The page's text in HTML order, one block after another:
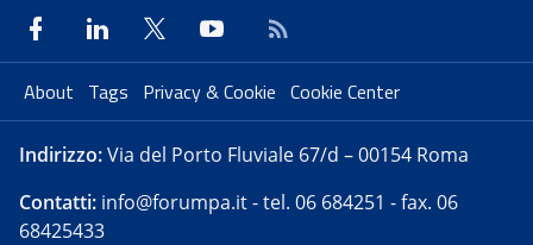
About Tags Privacy & Cookie Cookie Center
Indirizzo:Via del Porto Fluviale 67/d – 00154 Roma
Contatti: info@forumpa.it- tel. 06 684251 - fax. 06
68425433